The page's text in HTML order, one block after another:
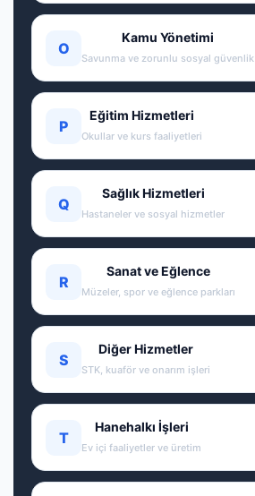
O
Kamu Yönetimi
Savunma ve zorunlu sosyal güvenlik
P
Eğitim Hizmetleri
Okullar ve kurs faaliyetleri
Q
Sağlık Hizmetleri
Hastaneler ve sosyal hizmetler
R
Sanat ve Eğlence
Müzeler, spor ve eğlence parkları
S
Diğer Hizmetler
STK, kuaför ve onarım işleri
T
Hanehalkı İşleri
Ev içi faaliyetler ve üretim